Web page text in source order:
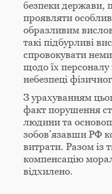
безпеки держави,
проявляти
образливим
такі підбурливі
спровокувати
щодо їх персоналу
небезпеці
З урахуванням
факт порушення
людини та
зобов’язавши РФ
витрати. Разом із
компенсацію
відхилено.